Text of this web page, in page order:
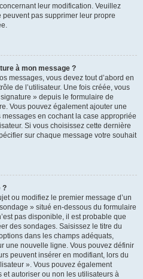
leur modification. Veuillez
pas supprimer leur propre
à mon message ?
messages, vous devez tout d’abord en
de l’utilisateur. Une fois créée, vous
» depuis le formulaire de
Vous pouvez également ajouter une
en cochant la case appropriée
Si vous choisissez cette dernière
sur chaque message votre souhait
?
ou modifiez le premier message d’un
» situé en-dessous du formulaire
pas disponible, il est probable que
des sondages. Saisissez le titre du
dans les champs adéquats,
une nouvelle ligne. Vous pouvez définir
peuvent insérer en modifiant, lors du
». Vous pouvez également
autoriser ou non les utilisateurs à